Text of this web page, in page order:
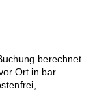
berechnet
Ort in bar.